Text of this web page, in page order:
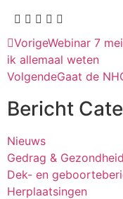
VorigeWebinar 7
ik allemaal weten
VolgendeGaat de
Bericht
Nieuws
Gedrag & Gezondheid
Dek- en
Herplaatsingen